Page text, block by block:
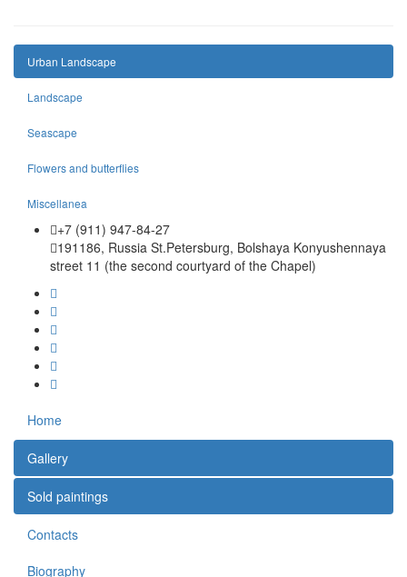
Urban Landscape
Landscape
Seascape
Flowers and butterflies
Miscellanea
+7 (911) 947-84-27
191186, Russia St.Petersburg, Bolshaya Konyushennaya
street 11 (the second courtyard of the Chapel)
Home
Gallery
Sold paintings
Contacts
Biography